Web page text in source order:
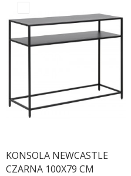
KONSOLA NEWCASTLE
CZARNA 100X79 CM